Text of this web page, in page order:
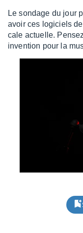
Le sondage du jour
avoir ces logi­ciels
cale actuelle.
inven­tion pour la